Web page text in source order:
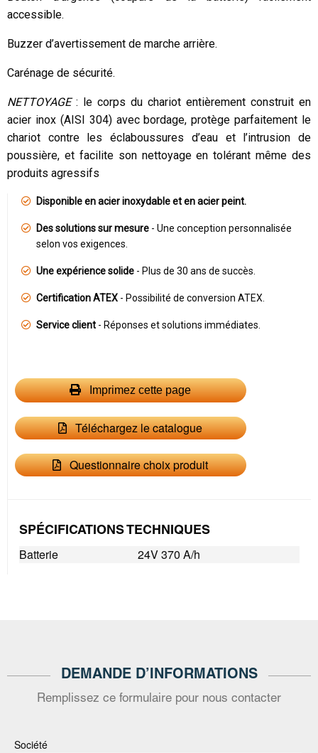
accessible.
Buzzer d’avertissement de marche arrière.
Carénage de sécurité.
NETTOYAGE : le corps du chariot entièrement construit en
acier inox (AISI 304) avec bordage, protège parfaitement le
chariot contre les éclaboussures d’eau et l’intrusion de
poussière, et facilite son nettoyage en tolérant même des
produits agressifs
Disponible en acier inoxydable et en acier peint.
Des solutions sur mesure - Une conception personnalisée
selon vos exigences.
Une expérience solide - Plus de 30 ans de succès.
Certification ATEX - Possibilité de conversion ATEX.
Service client - Réponses et solutions immédiates.
Imprimez cette page
Téléchargez le catalogue
Questionnaire choix produit
SPÉCIFICATIONS TECHNIQUES
Batterie 24V 370 A/h
DEMANDE D’INFORMATIONS
Remplissez ce formulaire pour nous contacter
Société